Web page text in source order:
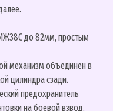
до 82мм, простым
механизм объединен в
цилиндра сзади.
предохранитель
на боевой взвод.